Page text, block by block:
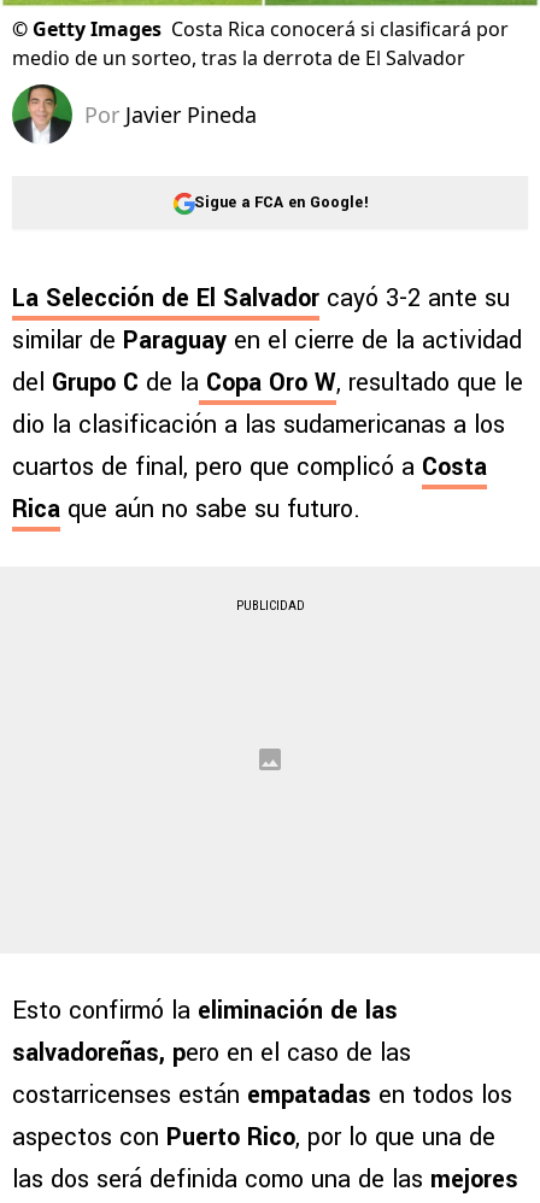
© Getty Images Costa Rica conocerá si clasificará por
medio de un sorteo, tras la derrota de El Salvador
Por Javier Pineda
Sigue a FCA en Google!
La Selección de El Salvador cayó 3-2 ante su
similar de Paraguay en el cierre de la actividad
del Grupo C de la Copa Oro W, resultado que le
dio la clasificación a las sudamericanas a los
cuartos de final, pero que complicó a Costa
Rica que aún no sabe su futuro.
PUBLICIDAD
Esto confirmó la eliminación de las
salvadoreñas, pero en el caso de las
costarricenses están empatadas en todos los
aspectos con Puerto Rico, por lo que una de
las dos será definida como una de las mejores